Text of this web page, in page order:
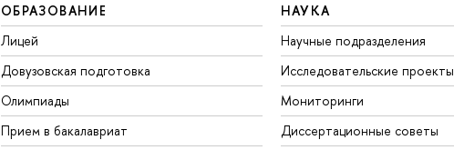
ОБРАЗОВАНИЕ
Лицей
Довузовская подготовка
Олимпиады
Прием в бакалавриат
НАУКА
Научные подразделения
Исследовательские проекты
Мониторинги
Диссертационные советы